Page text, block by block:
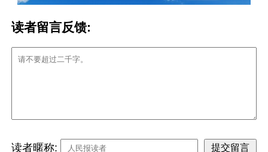
读者留言反馈:
读者暱称: